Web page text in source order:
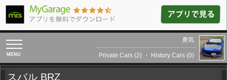
toggle
navigation
勇気
Private Cars (2) ・ History Cars (0)
スバル BRZ